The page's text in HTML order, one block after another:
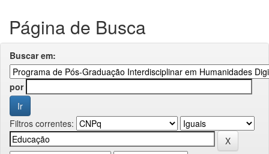
Página de Busca
Buscar em:
por
Filtros correntes: